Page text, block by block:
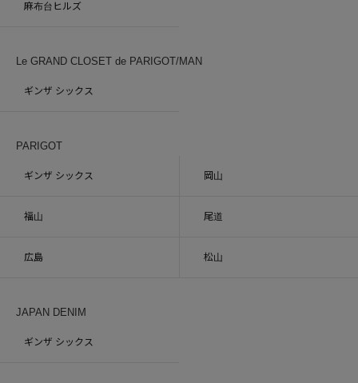
麻布台ヒルズ
Le GRAND CLOSET de PARIGOT/MAN
ギンザ シックス
PARIGOT
ギンザ シックス 岡山
福山 尾道
広島 松山
JAPAN DENIM
ギンザ シックス